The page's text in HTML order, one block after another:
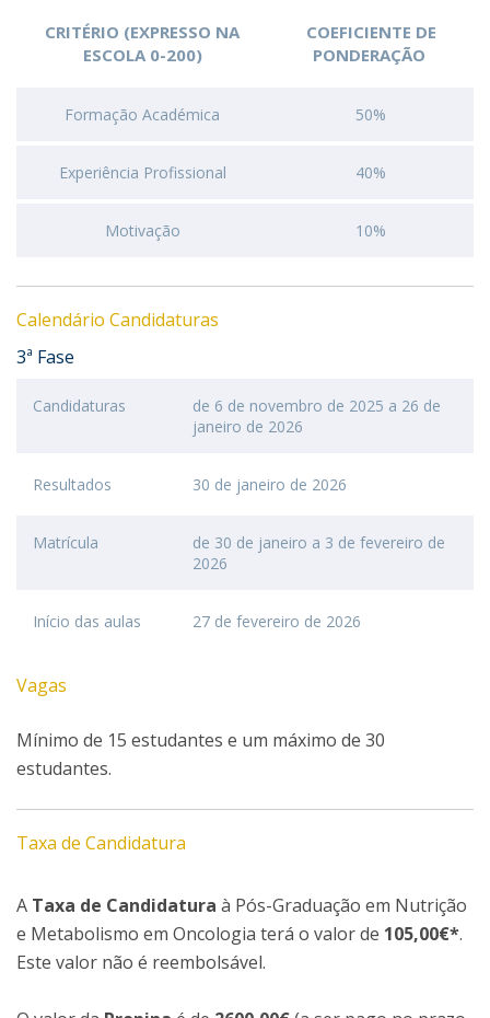
CRITÉRIO (EXPRESSO NA
ESCOLA 0-200)
COEFICIENTE DE
PONDERAÇÃO
Formação Académica 50%
Experiência Profissional 40%
Motivação 10%
Calendário Candidaturas
3ª Fase
Candidaturas
de 6 de novembro de 2025 a 26 de
janeiro de 2026
Resultados 30 de janeiro de 2026
Matrícula
de 30 de janeiro a 3 de fevereiro de
2026
Início das aulas 27 de fevereiro de 2026
Vagas
Mínimo de 15 estudantes e um máximo de 30
estudantes.
Taxa de Candidatura
A Taxa de Candidatura à Pós-Graduação em Nutrição
e Metabolismo em Oncologia terá o valor de 105,00€*.
Este valor não é reembolsável.